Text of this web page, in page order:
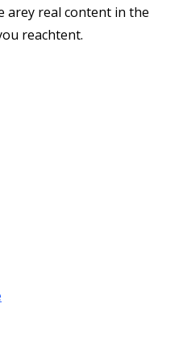
arey real content in the
reachtent.